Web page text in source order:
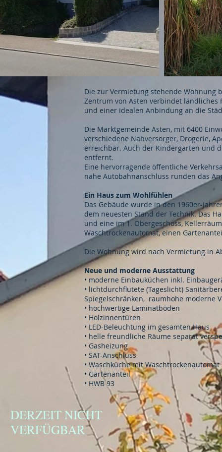
Die zur Vermietung stehende Wohnung
Zentrum von Asten verbindet
und einer idealen Anbindung an die
Die Marktgemeinde Asten, mit 6400
verschiedene Nahversorger, Drogerie,
erreichbar. Auch der Kindergarten und
entfernt.
Eine hervorragende öffentliche
nahe Autobahnanschluss runden das
Ein Haus zum Wohlfühlen
Das Gebäude wurde in den 1960er-
dem neuesten Stand der Technik. Das
und eine im 1. Obergeschoss,
Waschtrockenautomat, einen
Die Wohnung wird nach Vermietung in
Neue und moderne Ausstattung
• moderne Einbauküchen inkl.
• lichtdurchflutete (Tageslicht)
Spiegelschränken, raumhohe moderne
• hochwertige Laminatböden
• Holzinnentüren
• LED-Beleuchtung im gesamten Haus
• helle freundliche Räume separat
• Gasheizung
• SAT-Anschluss
• Waschküche mit
• Gartenanteil
• HWB 93
DERZEIT NICHT
VERFÜGBAR